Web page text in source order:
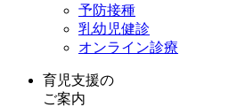
予防接種
乳幼児健診
オンライン診療
育児支援の
ご案内